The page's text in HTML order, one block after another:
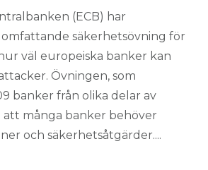
(ECB) har
säkerhetsövning för
väl europeiska banker kan
Övningen, som
banker från olika delar av
att många banker behöver
och säkerhetsåtgärder....